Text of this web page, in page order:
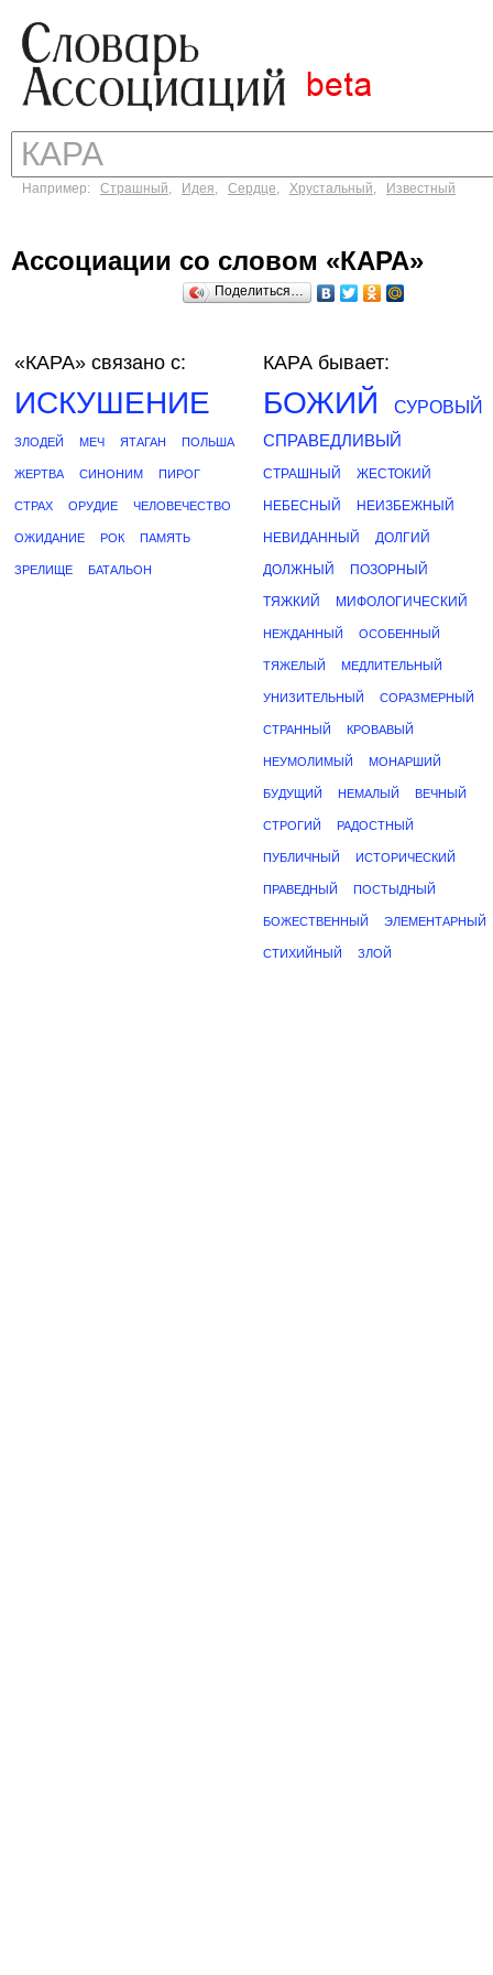
Например: Страшный, Идея, Сердце, Хрустальный, Известный
Ассоциации со словом «КАРА»
Поделиться…
«КАРА» связано с:
ИСКУШЕНИЕ
ЗЛОДЕЙ МЕЧ ЯТАГАН ПОЛЬША
ЖЕРТВА СИНОНИМ ПИРОГ
СТРАХ ОРУДИЕ ЧЕЛОВЕЧЕСТВО
ОЖИДАНИЕ РОК ПАМЯТЬ
ЗРЕЛИЩЕ БАТАЛЬОН
КАРА бывает:
БОЖИЙ
СУРОВЫЙ
СПРАВЕДЛИВЫЙ
СТРАШНЫЙ ЖЕСТОКИЙ
НЕБЕСНЫЙ НЕИЗБЕЖНЫЙ
НЕВИДАННЫЙ ДОЛГИЙ
ДОЛЖНЫЙ ПОЗОРНЫЙ
ТЯЖКИЙ МИФОЛОГИЧЕСКИЙ
НЕЖДАННЫЙ ОСОБЕННЫЙ
ТЯЖЕЛЫЙ МЕДЛИТЕЛЬНЫЙ
УНИЗИТЕЛЬНЫЙ СОРАЗМЕРНЫЙ
СТРАННЫЙ КРОВАВЫЙ
НЕУМОЛИМЫЙ МОНАРШИЙ
БУДУЩИЙ НЕМАЛЫЙ ВЕЧНЫЙ
СТРОГИЙ РАДОСТНЫЙ
ПУБЛИЧНЫЙ ИСТОРИЧЕСКИЙ
ПРАВЕДНЫЙ ПОСТЫДНЫЙ
БОЖЕСТВЕННЫЙ ЭЛЕМЕНТАРНЫЙ
СТИХИЙНЫЙ ЗЛОЙ